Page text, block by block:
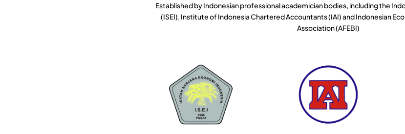
Established by Indonesian professional academician bodies, including the
(ISEI), Institute of Indonesia Chartered Accountants (IAI) and Indonesian
Association (AFEBI)